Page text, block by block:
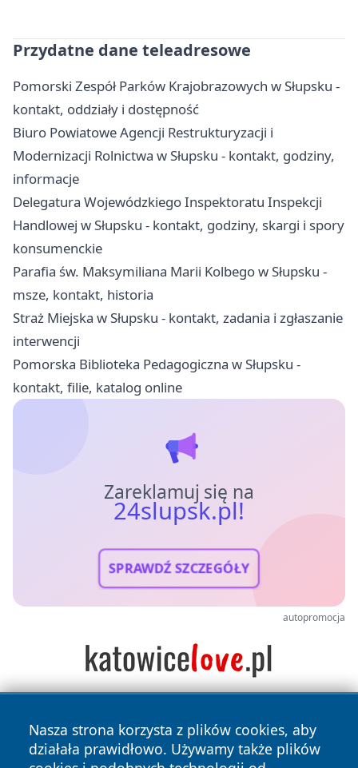
Przydatne dane teleadresowe
Pomorski Zespół Parków Krajobrazowych w Słupsku -
kontakt, oddziały i dostępność
Biuro Powiatowe Agencji Restrukturyzacji i
Modernizacji Rolnictwa w Słupsku - kontakt, godziny,
informacje
Delegatura Wojewódzkiego Inspektoratu Inspekcji
Handlowej w Słupsku - kontakt, godziny, skargi i spory
konsumenckie
Parafia św. Maksymiliana Marii Kolbego w Słupsku -
msze, kontakt, historia
Straż Miejska w Słupsku - kontakt, zadania i zgłaszanie
interwencji
Pomorska Biblioteka Pedagogiczna w Słupsku -
kontakt, filie, katalog online
Zareklamuj się na
24slupsk.pl!
SPRAWDŹ SZCZEGÓŁY
autopromocja
Nasza strona korzysta z plików cookies, aby
działała prawidłowo. Używamy także plików